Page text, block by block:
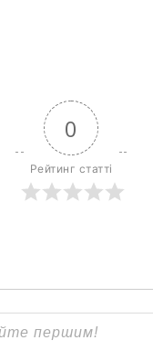
0
Рейтинг статті